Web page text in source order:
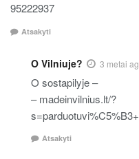
95222937
Atsakyti
O Vilniuje? 3 metai
O sostapilyje –
– madeinvilnius.lt/?
Atsakyti